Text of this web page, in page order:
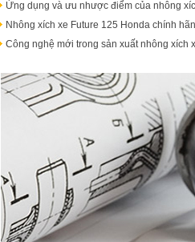
Ứng dụng và ưu nhược điểm của nhông
Nhông xích xe Future 125 Honda chính
Công nghệ mới trong sản xuất nhông xích